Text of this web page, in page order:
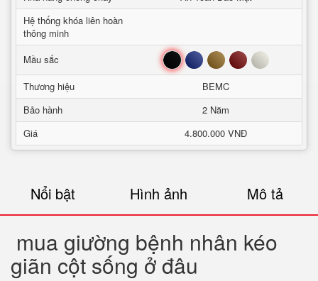
Hệ thống khóa liên hoàn
thông minh
Mầu sắc
Đen Xanh Nâu Đỏ Trắng
Thương hiệu
BEMC
Bảo hành
2 Năm
Giá
4.800.000 VNĐ
Nổi bật Hình ảnh Mô tả
mua giường bệnh nhân kéo
giãn cột sống ở đâu